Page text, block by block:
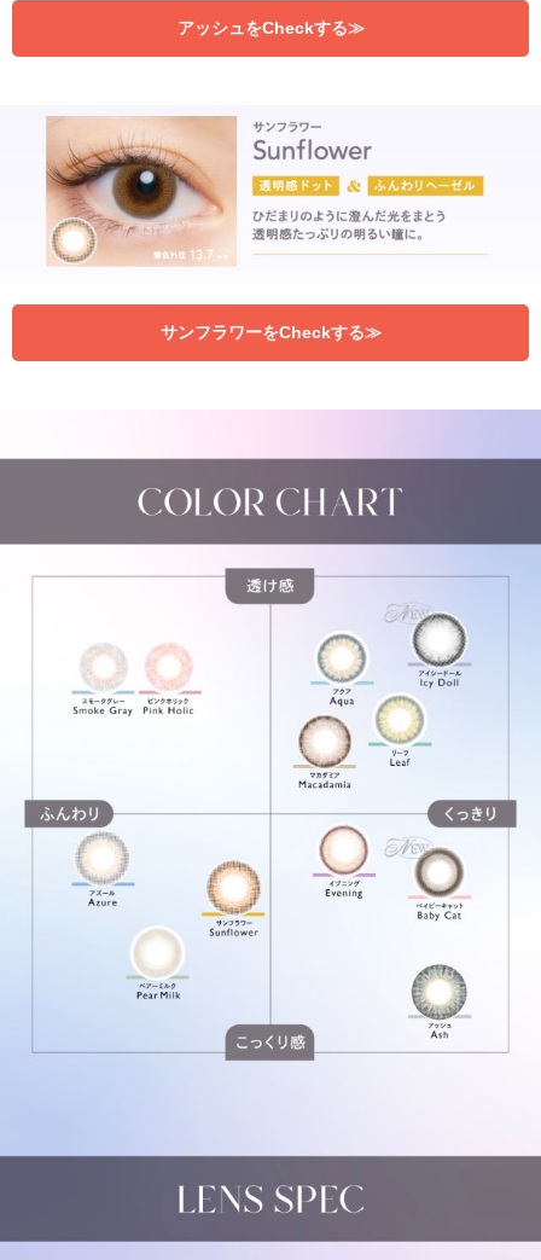
アッシュをCheckする≫
サンフラワーをCheckする≫